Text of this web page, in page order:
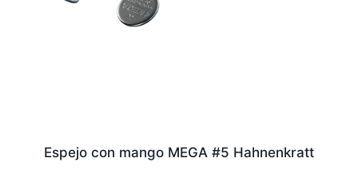
Espejo con mango MEGA #5 Hahnenkratt